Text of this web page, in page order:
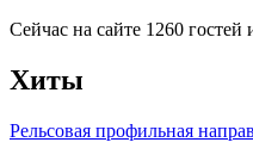
Сейчас на сайте 1260 гостей
Хиты
Рельсовая профильная